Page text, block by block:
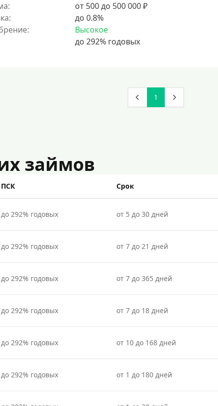
от 500 до 500 000 ₽
до 0.8%
Высокое
1
займов
ПСК Срок
до 292% годовых от 5 до 30 дней
до 292% годовых от 7 до 21 дней
до 292% годовых от 7 до 365 дней
до 292% годовых от 7 до 18 дней
до 292% годовых от 10 до 168 дней
до 292% годовых от 1 до 180 дней